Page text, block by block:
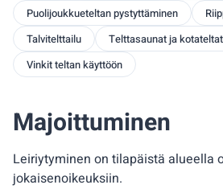
Puolijoukkueteltan pystyttäminen
Talvitelttailu
Telttasaunat ja kotateltat
Vinkit teltan käyttöön
Majoittuminen
Leiriytyminen on tilapäistä alueella
jokaisenoikeuksiin.